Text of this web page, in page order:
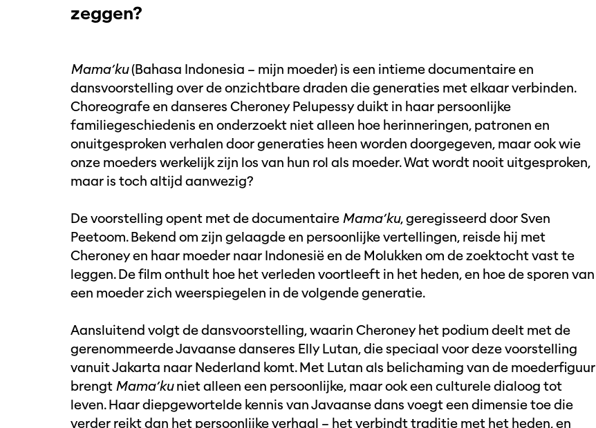
zeggen?
Mama’ku(Bahasa Indonesia – mijn moeder) is een intieme documentaire en
dansvoorstelling over de onzichtbare draden die generaties met elkaar verbinden.
Choreografe en danseres Cheroney Pelupessy duikt in haar persoonlijke
familiegeschiedenis en onderzoekt niet alleen hoe herinneringen, patronen en
onuitgesproken verhalen door generaties heen worden doorgegeven, maar ook wie
onze moeders werkelijk zijn los van hun rol als moeder. Wat wordt nooit uitgesproken,
maar is toch altijd aanwezig?
De voorstelling opent met de documentaire Mama’ku, geregisseerd door Sven
Peetoom. Bekend om zijn gelaagde en persoonlijke vertellingen, reisde hij met
Cheroney en haar moeder naar Indonesië en de Molukken om de zoektocht vast te
leggen. De film onthult hoe het verleden voortleeft in het heden, en hoe de sporen van
een moeder zich weerspiegelen in de volgende generatie.
Aansluitend volgt de dansvoorstelling, waarin Cheroney het podium deelt met de
gerenommeerde Javaanse danseres Elly Lutan, die speciaal voor deze voorstelling
vanuit Jakarta naar Nederland komt. Met Lutan als belichaming van de moederfiguur
brengt Mama’kuniet alleen een persoonlijke, maar ook een culturele dialoog tot
leven. Haar diepgewortelde kennis van Javaanse dans voegt een dimensie toe die
verder reikt dan het persoonlijke verhaal – het verbindt traditie met het heden, en